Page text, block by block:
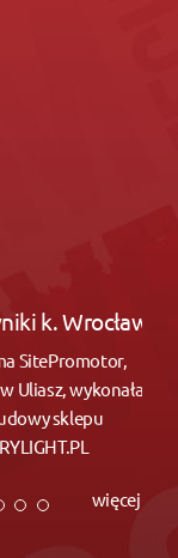
k. Wrocław
wykonała dla
sklepu
więcej